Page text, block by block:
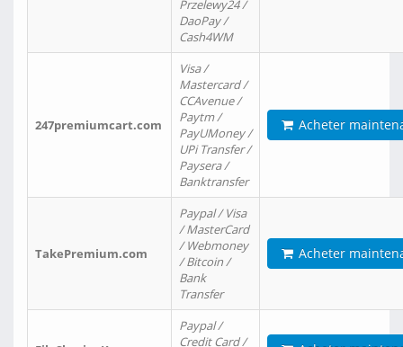
Przelewy24 /
DaoPay /
Cash4WM
247premiumcart.com
Visa /
Mastercard /
CCAvenue /
Paytm /
PayUMoney /
UPi Transfer /
Paysera /
Banktransfer
Acheter
TakePremium.com
Paypal / Visa
/ MasterCard
/ Webmoney
/ Bitcoin /
Bank
Transfer
Acheter
Paypal /
Credit Card /